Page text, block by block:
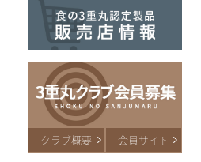
クラブ概要 会員サイト